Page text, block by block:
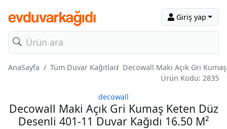
Giriş yap
AnaSayfa Tüm Duvar Kağıtları Decowall Maki Açık Gri
Ürün Kodu: 2835
decowall
Decowall Maki Açık Gri Kumaş Keten Düz
Desenli 401-11 Duvar Kağıdı 16.50 M²